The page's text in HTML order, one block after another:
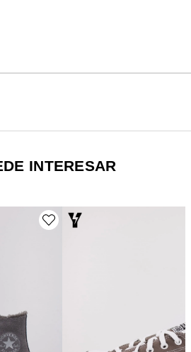
INTERESAR